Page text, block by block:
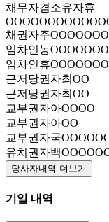
채무자겸소유자휴
채권자주
임차인농
임차인휴
근저당권자최OO
근저당권자최OO
교부권자아OOOO
교부권자아OO
교부권자국
유치권자백
당사자내역 더보기
기일 내역